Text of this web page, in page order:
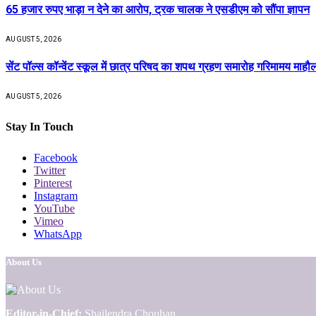
65 हजार रुपए भाड़ा न देने का आरोप, ट्रक चालक ने एसडीएम को सौंपा ज्ञापन
AUGUST 5, 2026
सेंट पॉल्स कॉन्वेंट स्कूल में छात्र परिषद का शपथ ग्रहण समारोह गरिमामय
AUGUST 5, 2026
Stay In Touch
Facebook
Twitter
Pinterest
Instagram
YouTube
Vimeo
WhatsApp
About Us
Editor-in-Chief: Shailendra Chouhan